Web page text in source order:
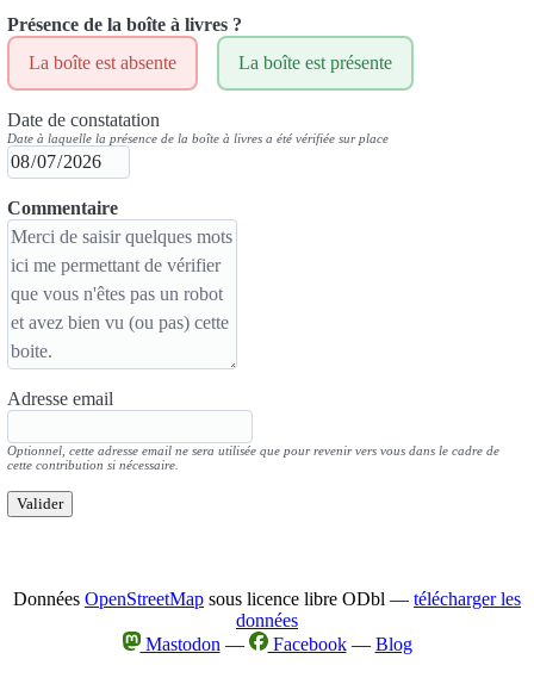
Présence de la boîte à livres ?
La boîte est absente
La boîte est présente
Date de constatation
Date à laquelle la présence de la boîte à livres a été vérifiée sur place
Commentaire
Adresse email
Optionnel, cette adresse email ne sera utilisée que pour revenir vers vous dans le cadre de
cette contribution si nécessaire.
Valider
Données OpenStreetMap sous licence libre ODbl — télécharger les
données
Mastodon — Facebook— Blog